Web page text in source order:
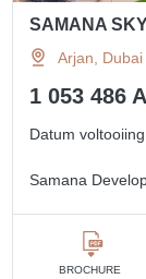
SAMANA
Arjan, Dubai
1 053 486
Datum voltooiing
Samana
BROCHURE